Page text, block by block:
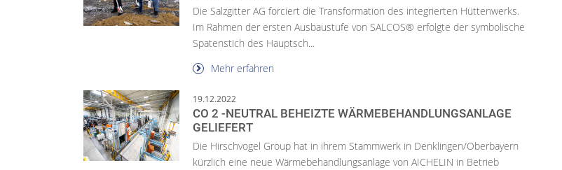
Die Salzgitter AG forciert die Transformation des integrierten Hüttenwerks.
Im Rahmen der ersten Ausbaustufe von SALCOS® erfolgte der symbolische
Spatenstich des Hauptsch...
Mehr erfahren
19.12.2022
CO 2 -NEUTRAL BEHEIZTE WÄRMEBEHANDLUNGSANLAGE
GELIEFERT
Die Hirschvogel Group hat in ihrem Stammwerk in Denklingen/Oberbayern
kürzlich eine neue Wärmebehandlungsanlage von AICHELIN in Betrieb